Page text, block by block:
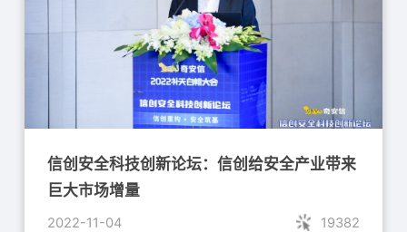
信创安全科技创新论坛：信创给安全产业带来
巨大市场增量
2022-11-04 19382